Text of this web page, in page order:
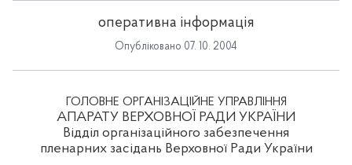
оперативна інформація
Опубліковано 07. 10. 2004
ГОЛОВНЕ ОРГАНІЗАЦІЙНЕ УПРАВЛІННЯ
АПАРАТУ ВЕРХОВНОЇ РАДИ УКРАЇНИ
Відділ організаційного забезпечення
пленарних засідань Верховної Ради України